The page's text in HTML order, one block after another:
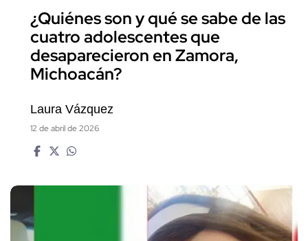
¿Quiénes son y qué se sabe de las
cuatro adolescentes que
desaparecieron en Zamora,
Michoacán?
Laura Vázquez
12 de abril de 2026